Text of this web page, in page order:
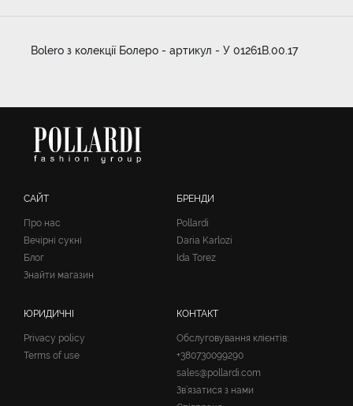
Bolero з колекції Болеро - артикул - У 01261B.00.17
САЙТ
Про нас
Вечірні сукні
Блог
Знайти магазин
БРЕНДИ
Pollardi
Daria Karlozi
Ida Torez
ЮРИДИЧНІ
Privacy policy
Terms of use
КОНТАКТ
Обслуговування клієнтів:
+380730099290
sales@pollardi.com
Зв’язатися з нами